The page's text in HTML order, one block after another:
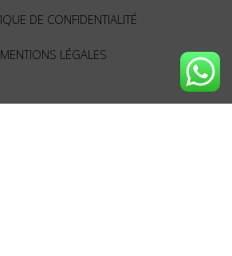
DE CONFIDENTIALITÉ
MENTIONS LÉGALES